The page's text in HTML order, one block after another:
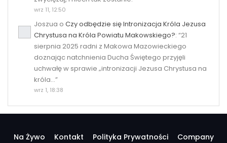
wrz 11, 12:50
Joszua o Czy odbędzie się Intronizacja Króla Jezusa
Chrystusa na Króla Powiatu Makowskiego?: “21
sierpnia 2025 radni z Makowa Mazowieckiego
doznając natchnienia Ducha Świętego przyjęli
uchwałę w sprawie „intronizacji Jezusa Chrystusa na
króla…”
wrz 1, 18:38
Na Żywo Kontakt Polityka Prywatności Company